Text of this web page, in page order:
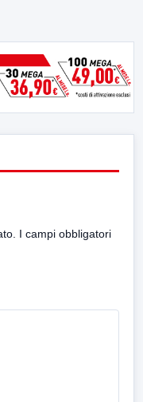
I campi obbligatori